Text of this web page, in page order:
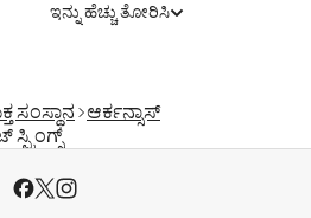
ಇನ್ನು ಹೆಚ್ಚು ತೋರಿಸಿ
ಸಂಸ್ಥಾನ ಆರ್ಕನ್ಸಾಸ್
ಸ್ಪ್ರಿಂಗ್ಸ್